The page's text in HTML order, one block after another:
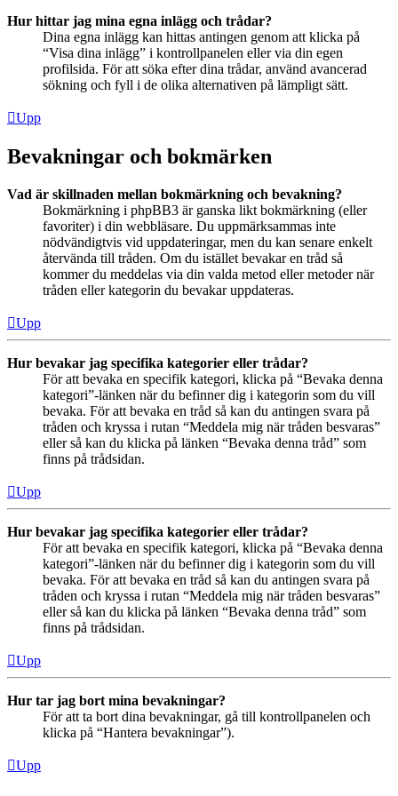
Hur hittar jag mina egna inlägg och trådar?
Dina egna inlägg kan hittas antingen genom att klicka på
“Visa dina inlägg” i kontrollpanelen eller via din egen
profilsida. För att söka efter dina trådar, använd avancerad
sökning och fyll i de olika alternativen på lämpligt sätt.
Upp
Bevakningar och bokmärken
Vad är skillnaden mellan bokmärkning och bevakning?
Bokmärkning i phpBB3 är ganska likt bokmärkning (eller
favoriter) i din webbläsare. Du uppmärksammas inte
nödvändigtvis vid uppdateringar, men du kan senare enkelt
återvända till tråden. Om du istället bevakar en tråd så
kommer du meddelas via din valda metod eller metoder när
tråden eller kategorin du bevakar uppdateras.
Upp
Hur bevakar jag specifika kategorier eller trådar?
För att bevaka en specifik kategori, klicka på “Bevaka denna
kategori”-länken när du befinner dig i kategorin som du vill
bevaka. För att bevaka en tråd så kan du antingen svara på
tråden och kryssa i rutan “Meddela mig när tråden besvaras”
eller så kan du klicka på länken “Bevaka denna tråd” som
finns på trådsidan.
Upp
Hur bevakar jag specifika kategorier eller trådar?
För att bevaka en specifik kategori, klicka på “Bevaka denna
kategori”-länken när du befinner dig i kategorin som du vill
bevaka. För att bevaka en tråd så kan du antingen svara på
tråden och kryssa i rutan “Meddela mig när tråden besvaras”
eller så kan du klicka på länken “Bevaka denna tråd” som
finns på trådsidan.
Upp
Hur tar jag bort mina bevakningar?
För att ta bort dina bevakningar, gå till kontrollpanelen och
klicka på “Hantera bevakningar”).
Upp